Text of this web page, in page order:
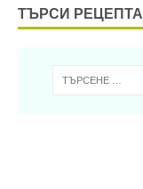
ТЪРСИ РЕЦЕПТА